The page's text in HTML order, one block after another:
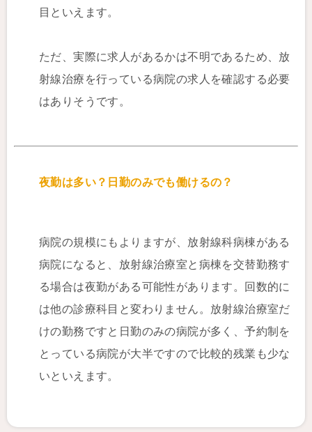
目といえます。
ただ、実際に求人があるかは不明であるため、放
射線治療を行っている病院の求人を確認する必要
はありそうです。
夜勤は多い？日勤のみでも働けるの？
病院の規模にもよりますが、放射線科病棟がある
病院になると、放射線治療室と病棟を交替勤務す
る場合は夜勤がある可能性があります。回数的に
は他の診療科目と変わりません。放射線治療室だ
けの勤務ですと日勤のみの病院が多く、予約制を
とっている病院が大半ですので比較的残業も少な
いといえます。